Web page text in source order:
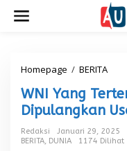
Homepage / BERITA
I
Y
a
n
g
WNI Yang
Dipulangkan
Redaksi
Januari 29, 2025
BERITA, DUNIA 1174 Dilihat